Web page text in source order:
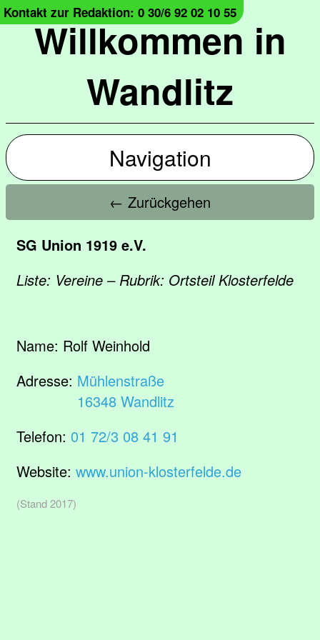
Willkommen in
Wandlitz
Kontakt zur Redaktion: 0 30/6 92 02 10 55
Navigation
← Zurückgehen
SG Union 1919 e.V.
Liste: Vereine – Rubrik: Ortsteil Klosterfelde
Name: Rolf Weinhold
Adresse: Mühlenstraße
16348 Wandlitz
Telefon: 01 72/3 08 41 91
Website: www.union-klosterfelde.de
(Stand 2017)